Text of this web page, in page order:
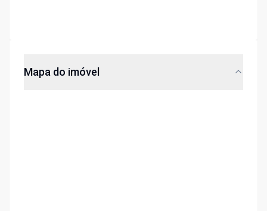
Mapa do imóvel